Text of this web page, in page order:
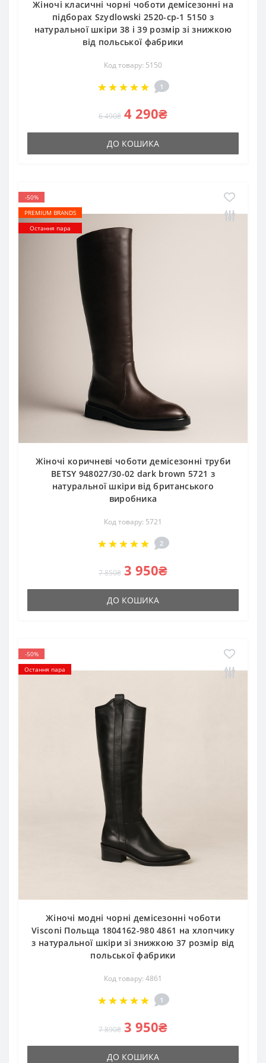
Жіночі класичні чорні чоботи демісезонні на
підборах Szydlowski 2520-cp-1 5150 з
натуральної шкіри 38 і 39 розмір зі знижкою
від польської фабрики
Код товару: 5150
1
6 490₴ 4 290₴
ДО КОШИКА
-50%
PREMIUM BRANDS
Остання пара
Жіночі коричневі чоботи демісезонні труби
BETSY 948027/30-02 dark brown 5721 з
натуральної шкіри від британського
виробника
Код товару: 5721
2
7 850₴ 3 950₴
ДО КОШИКА
-50%
Остання пара
Жіночі модні чорні демісезонні чоботи
Visconi Польща 1804162-980 4861 на хлопчику
з натуральної шкіри зі знижкою 37 розмір від
польської фабрики
Код товару: 4861
1
7 890₴ 3 950₴
ДО КОШИКА